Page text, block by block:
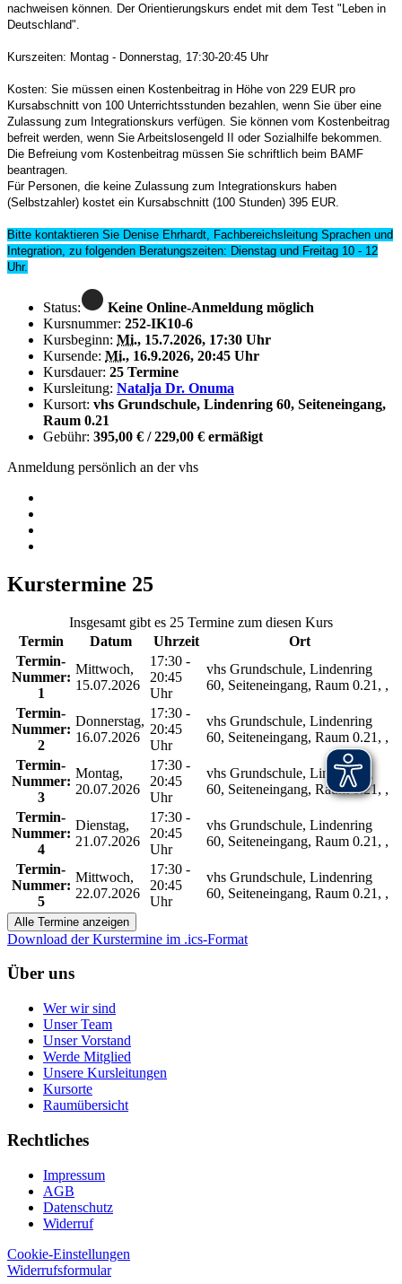
nachweisen können. Der Orientierungskurs endet mit dem Test "Leben in
Deutschland".
Kurszeiten: Montag - Donnerstag, 17:30-20:45 Uhr
Kosten: Sie müssen einen Kostenbeitrag in Höhe von 229 EUR pro
Kursabschnitt von 100 Unterrichtsstunden bezahlen, wenn Sie über eine
Zulassung zum Integrationskurs verfügen. Sie können vom Kostenbeitrag
befreit werden, wenn Sie Arbeitslosengeld II oder Sozialhilfe bekommen.
Die Befreiung vom Kostenbeitrag müssen Sie schriftlich beim BAMF
beantragen.
Für Personen, die keine Zulassung zum Integrationskurs haben
(Selbstzahler) kostet ein Kursabschnitt (100 Stunden) 395 EUR.
Bitte kontaktieren Sie Denise Ehrhardt, Fachbereichsleitung Sprachen und
Integration, zu folgenden Beratungszeiten: Dienstag und Freitag 10 - 12
Uhr.
Status:
Keine Online-Anmeldung möglich
Kursnummer: 252-IK10-6
Kursbeginn: Mi., 15.7.2026, 17:30 Uhr
Kursende: Mi., 16.9.2026, 20:45 Uhr
Kursdauer: 25 Termine
Kursleitung: Natalja Dr. Onuma
Kursort: vhs Grundschule, Lindenring 60, Seiteneingang,
Raum 0.21
Gebühr: 395,00 € / 229,00 € ermäßigt
Anmeldung persönlich an der vhs
Kurstermine 25
Insgesamt gibt es 25 Termine zum diesen Kurs
Termin
Datum Uhrzeit
Ort
Termin-
Nummer:
1
Mittwoch,
15.07.2026
17:30 -
20:45
Uhr
vhs Grundschule, Lindenring
60, Seiteneingang, Raum 0.21, ,
Termin-
Nummer:
2
Donnerstag,
16.07.2026
17:30 -
20:45
Uhr
vhs Grundschule, Lindenring
60, Seiteneingang, Raum 0.21, ,
Termin-
Nummer:
3
Montag,
20.07.2026
17:30 -
20:45
Uhr
vhs Grundschule, Lindenring
60, Seiteneingang, Raum 0.21, ,
Termin-
Nummer:
4
Dienstag,
21.07.2026
17:30 -
20:45
Uhr
vhs Grundschule, Lindenring
60, Seiteneingang, Raum 0.21, ,
Termin-
Nummer:
5
Mittwoch,
22.07.2026
17:30 -
20:45
Uhr
vhs Grundschule, Lindenring
60, Seiteneingang, Raum 0.21, ,
Alle Termine anzeigen
Download der Kurstermine im .ics-Format
Über uns
Wer wir sind
Unser Team
Unser Vorstand
Werde Mitglied
Unsere Kursleitungen
Kursorte
Raumübersicht
Rechtliches
Impressum
AGB
Datenschutz
Widerruf
Cookie-Einstellungen
Widerrufsformular